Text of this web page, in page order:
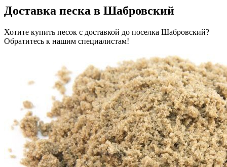
Доставка песка в Шабровский
Хотите купить песок с доставкой до поселка Шабровский?
Обратитесь к нашим специалистам!